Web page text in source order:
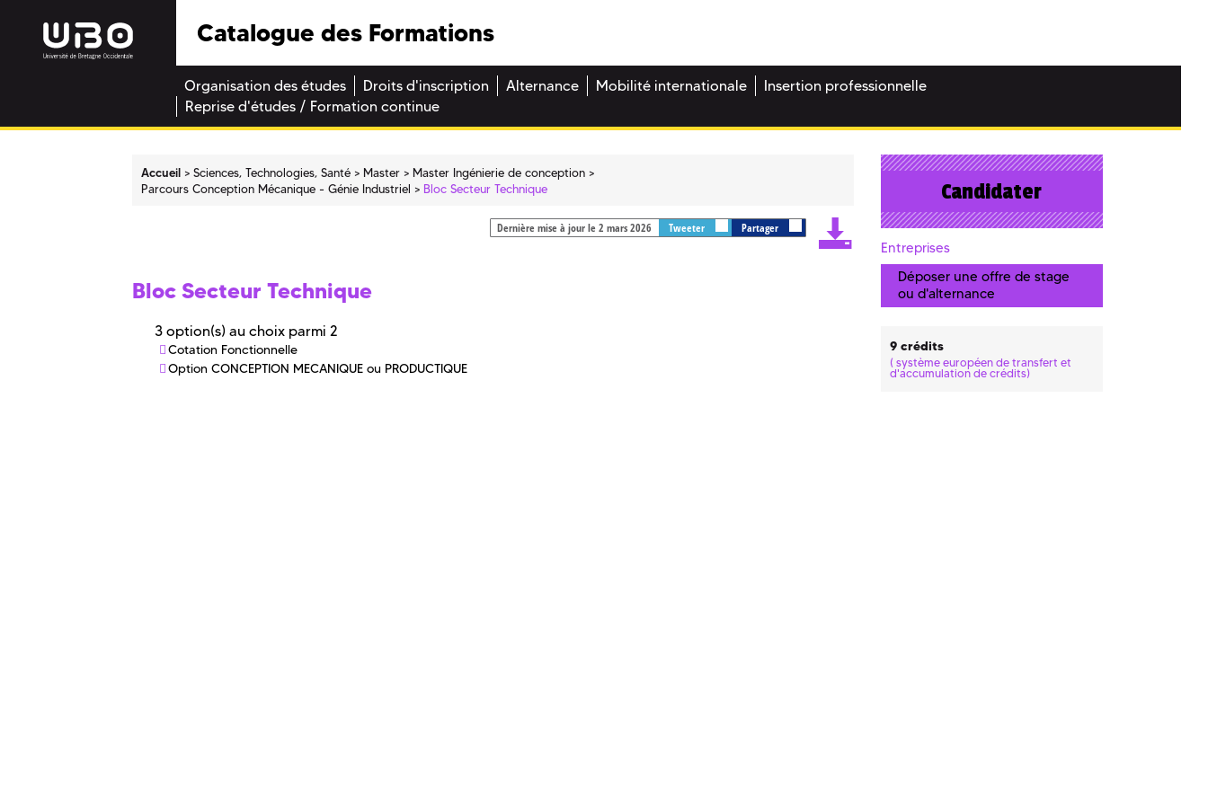
Catalogue des Formations
Organisation des études Droits d'inscription Alternance Mobilité internationale
Insertion professionnelle
Reprise d'études / Formation continue
Accueil Sciences, Technologies, Santé Master
Master Ingénierie de conception
Parcours Conception Mécanique - Génie Industriel
Bloc Secteur Technique
Dernière mise à jour le 2 mars 2026 Tweeter Partager
Bloc Secteur Technique
3 option(s) au choix parmi 2
Cotation Fonctionnelle
Option CONCEPTION MECANIQUE ou PRODUCTIQUE
Candidater
Entreprises
Déposer une offre de stage
ou d'alternance
9 crédits
( système européen de transfert et
d'accumulation de crédits)